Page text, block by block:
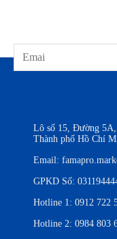
Lô số 15, Đường
Thành phố Hồ Chí
Email:
GPKD Số:
Hotline 1: 0912 722
Hotline 2: 0984 803